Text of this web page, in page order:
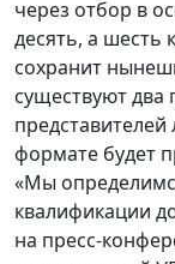
через отбор в
десять, а шесть
сохранит
существуют два
формате будет
«Мы
квалификации
на пресс-